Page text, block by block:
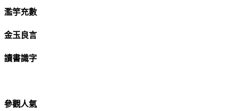
濫竽充數
金玉良言
讀書識字
參觀人氣